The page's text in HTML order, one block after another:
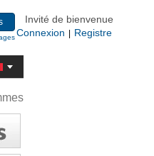
Invité de bienvenue
Connexion
Registre